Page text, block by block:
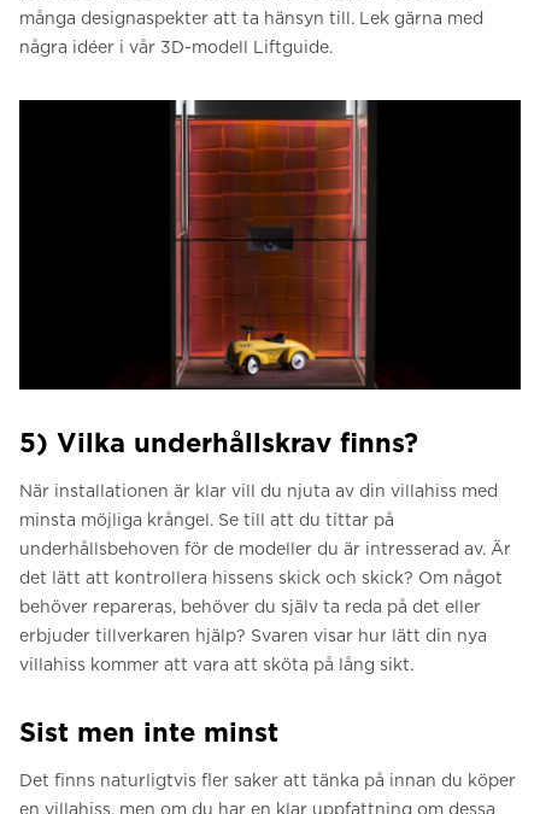
många designaspekter att ta hänsyn till. Lek gärna med
några idéer i vår 3D-modell Liftguide.
5) Vilka underhållskrav finns?
När installationen är klar vill du njuta av din villahiss med
minsta möjliga krångel. Se till att du tittar på
underhållsbehoven för de modeller du är intresserad av. Är
det lätt att kontrollera hissens skick och skick? Om något
behöver repareras, behöver du själv ta reda på det eller
erbjuder tillverkaren hjälp? Svaren visar hur lätt din nya
villahiss kommer att vara att sköta på lång sikt.
Sist men inte minst
Det finns naturligtvis fler saker att tänka på innan du köper
en villahiss, men om du har en klar uppfattning om dessa